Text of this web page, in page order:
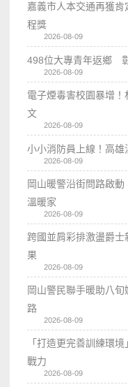
嘉義市人本交通再獲
程獎
2026-08-09
498位大專青年返鄉
2026-08-09
電子煙毒害校園暴增
文
2026-08-09
小小消防員上線！高
2026-08-09
岡山暖警沿街問路啟
溫暖家
2026-08-09
跨國並肩彩排激盪爵
果
2026-08-09
岡山警民聯手暖助八
路
2026-08-09
「打造更完善訓練環
戰力
2026-08-09